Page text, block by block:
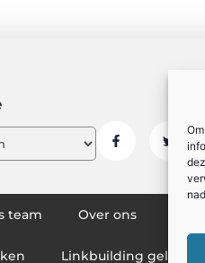
team Over ons
Linkbuilding geld